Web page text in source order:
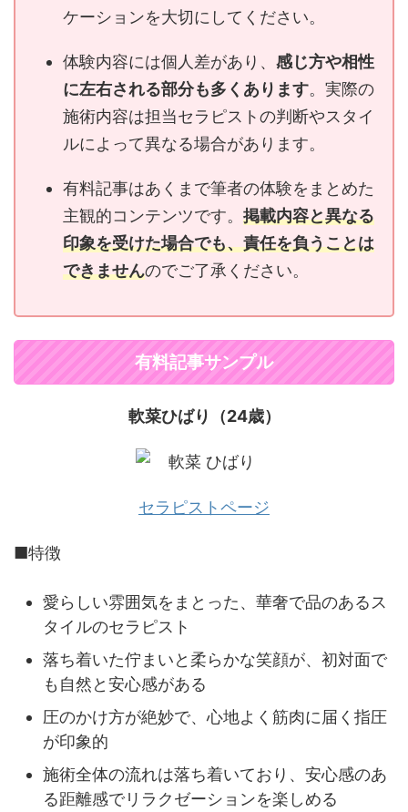
ケーションを大切にしてください。
体験内容には個人差があり、 感じ方や相性
に左右される部分も多くあります。実際の
施術内容は担当セラピストの判断やスタイ
ルによって異なる場合があります。
有料記事はあくまで筆者の体験をまとめた
主観的コンテンツです。 掲載内容と異なる
印象を受けた場合でも、責任を負うことは
できませんのでご了承ください。
有料記事サンプル
軟菜ひばり（24歳）
セラピストページ
■特徴
愛らしい雰囲気をまとった、華奢で品のあるス
タイルのセラピスト
落ち着いた佇まいと柔らかな笑顔が、初対面で
も自然と安心感がある
圧のかけ方が絶妙で、心地よく筋肉に届く指圧
が印象的
施術全体の流れは落ち着いており、安心感のあ
る距離感でリラクゼーションを楽しめる